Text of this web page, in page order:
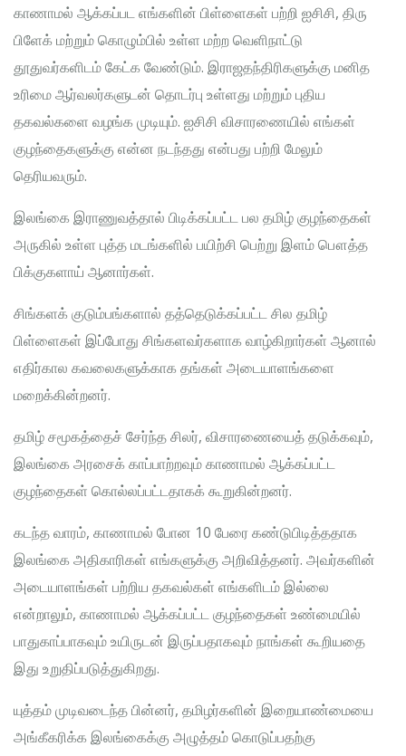
காணாமல் ஆக்கப்பட எங்களின் பிள்ளைகள் பற்றி ஐசிசி, திரு
பிளேக் மற்றும் கொழும்பில் உள்ள மற்ற வெளிநாட்டு
தூதுவர்களிடம் கேட்க வேண்டும். இராஜதந்திரிகளுக்கு மனித
உரிமை ஆர்வலர்களுடன் தொடர்பு உள்ளது மற்றும் புதிய
தகவல்களை வழங்க முடியும். ஐசிசி விசாரணையில் எங்கள்
குழந்தைகளுக்கு என்ன நடந்தது என்பது பற்றி மேலும்
தெரியவரும்.
இலங்கை இராணுவத்தால் பிடிக்கப்பட்ட பல தமிழ் குழந்தைகள்
அருகில் உள்ள புத்த மடங்களில் பயிற்சி பெற்று இளம் பௌத்த
பிக்குகளாய் ஆனார்கள்.
சிங்களக் குடும்பங்களால் தத்தெடுக்கப்பட்ட சில தமிழ்
பிள்ளைகள் இப்போது சிங்களவர்களாக வாழ்கிறார்கள் ஆனால்
எதிர்கால கவலைகளுக்காக தங்கள் அடையாளங்களை
மறைக்கின்றனர்.
தமிழ் சமூகத்தைச் சேர்ந்த சிலர், விசாரணையைத் தடுக்கவும்,
இலங்கை அரசைக் காப்பாற்றவும் காணாமல் ஆக்கப்பட்ட
குழந்தைகள் கொல்லப்பட்டதாகக் கூறுகின்றனர்.
கடந்த வாரம், காணாமல் போன 10 பேரை கண்டுபிடித்ததாக
இலங்கை அதிகாரிகள் எங்களுக்கு அறிவித்தனர். அவர்களின்
அடையாளங்கள் பற்றிய தகவல்கள் எங்களிடம் இல்லை
என்றாலும், காணாமல் ஆக்கப்பட்ட குழந்தைகள் உண்மையில்
பாதுகாப்பாகவும் உயிருடன் இருப்பதாகவும் நாங்கள் கூறியதை
இது உறுதிப்படுத்துகிறது.
யுத்தம் முடிவடைந்த பின்னர், தமிழர்களின் இறையாண்மையை
அங்கீகரிக்க இலங்கைக்கு அழுத்தம் கொடுப்பதற்கு